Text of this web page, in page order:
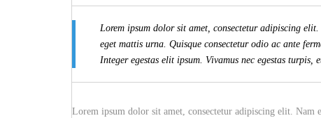
Lorem ipsum dolor sit amet, consectetur adipiscing
eget mattis urna. Quisque consectetur odio ac ante
Integer egestas elit ipsum. Vivamus nec egestas turpis,
Lorem ipsum dolor sit amet, consectetur adipiscing elit.